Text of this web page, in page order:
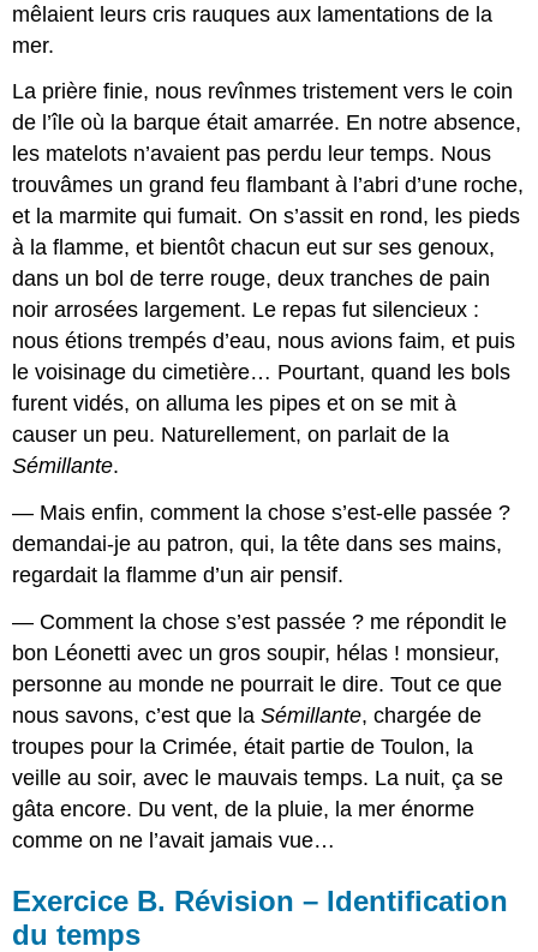
mêlaient leurs cris rauques aux lamentations de la
mer.
La prière finie, nous revînmes tristement vers le coin
de l’île où la barque était amarrée. En notre absence,
les matelots n’avaient pas perdu leur temps. Nous
trouvâmes un grand feu flambant à l’abri d’une roche,
et la marmite qui fumait. On s’assit en rond, les pieds
à la flamme, et bientôt chacun eut sur ses genoux,
dans un bol de terre rouge, deux tranches de pain
noir arrosées largement. Le repas fut silencieux :
nous étions trempés d’eau, nous avions faim, et puis
le voisinage du cimetière… Pourtant, quand les bols
furent vidés, on alluma les pipes et on se mit à
causer un peu. Naturellement, on parlait de la
Sémillante.
— Mais enfin, comment la chose s’est-elle passée ?
demandai-je au patron, qui, la tête dans ses mains,
regardait la flamme d’un air pensif.
— Comment la chose s’est passée ? me répondit le
bon Léonetti avec un gros soupir, hélas ! monsieur,
personne au monde ne pourrait le dire. Tout ce que
nous savons, c’est que laSémillante, chargée de
troupes pour la Crimée, était partie de Toulon, la
veille au soir, avec le mauvais temps. La nuit, ça se
gâta encore. Du vent, de la pluie, la mer énorme
comme on ne l’avait jamais vue…
Exercice B. Révision – Identification
du temps